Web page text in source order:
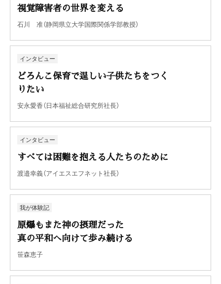
視覚障害者の世界を変える
石川 准（静岡県立大学国際関係学部教授）
インタビュー
どろんこ保育で逞しい子供たちをつく
りたい
安永愛香（日本福祉総合研究所社長）
インタビュー
すべては困難を抱える人たちのために
渡邉幸義（アイエスエフネット社長）
我が体験記
原爆もまた神の摂理だった
真の平和へ向けて歩み続ける
笹森恵子